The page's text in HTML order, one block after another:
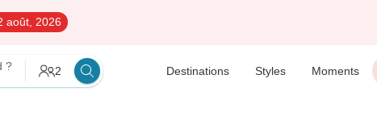
août, 2026
? 2 Destinations Styles Moments